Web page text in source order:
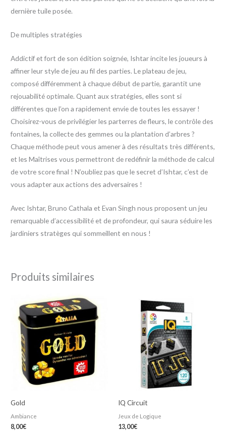
dernière tuile posée.
De multiples stratégies
Addictif et fort de son édition soignée, Ishtar incite les joueurs à
affiner leur style de jeu au fil des parties. Le plateau de jeu,
composé différemment à chaque début de partie, garantit une
rejouabilité optimale. Quant aux stratégies, elles sont si
différentes que l’on a rapidement envie de toutes les essayer !
Choisirez-vous de privilégier les parterres de fleurs, le contrôle des
fontaines, la collecte des gemmes ou la plantation d’arbres ?
Chaque méthode peut vous amener à des résultats très différents,
et les Maîtrises vous permettront de redéfinir la méthode de calcul
de votre score final ! N’oubliez pas que le secret d’Ishtar, c’est de
vous adapter aux actions des adversaires !
Avec Ishtar, Bruno Cathala et Evan Singh nous proposent un jeu
remarquable d’accessibilité et de profondeur, qui saura séduire les
jardiniers stratèges qui sommeillent en nous !
Produits similaires
Gold
Ambiance
8,00€
IQ Circuit
Jeux de Logique
13,00€